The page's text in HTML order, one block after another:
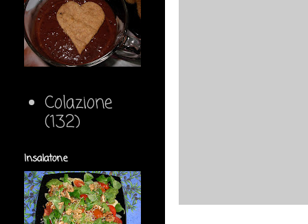
Colazione
(132)
Insalatone